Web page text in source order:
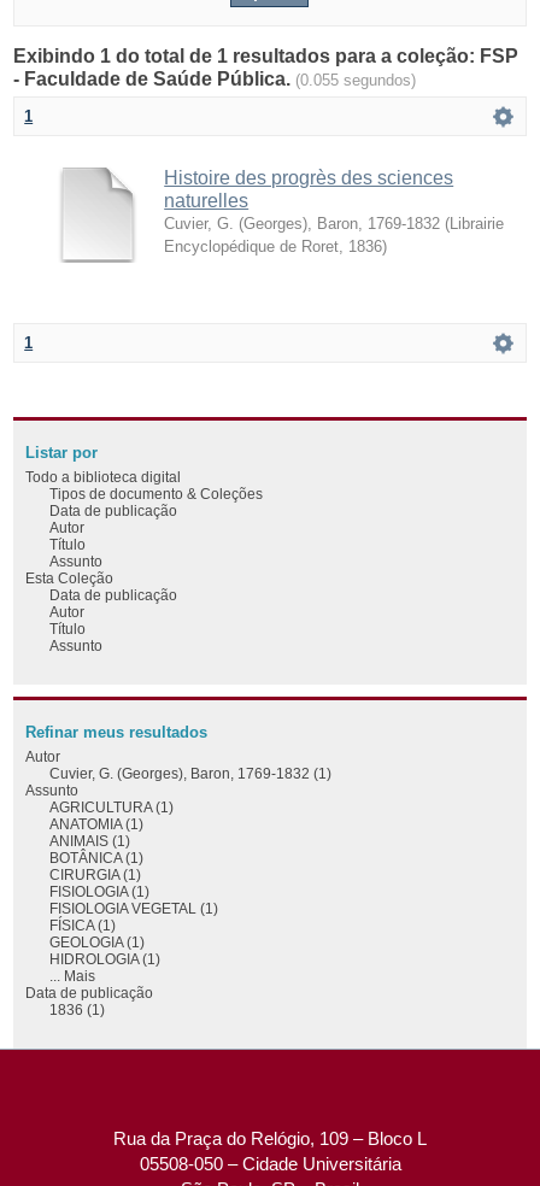
Exibindo 1 do total de 1 resultados para a coleção: FSP
- Faculdade de Saúde Pública. (0.055 segundos)
1
Histoire des progrès des sciences
naturelles
Cuvier, G. (Georges), Baron, 1769-1832 ( Librairie
Encyclopédique de Roret 1836)
1
Listar por
Todo a biblioteca digital
Tipos de documento & Coleções
Data de publicação
Autor
Título
Assunto
Esta Coleção
Data de publicação
Autor
Título
Assunto
Refinar meus resultados
Autor
Cuvier, G. (Georges), Baron, 1769-1832 (1)
Assunto
AGRICULTURA (1)
ANATOMIA (1)
ANIMAIS (1)
BOTÂNICA (1)
CIRURGIA (1)
FISIOLOGIA (1)
FISIOLOGIA VEGETAL (1)
FÍSICA (1)
GEOLOGIA (1)
HIDROLOGIA (1)
... Mais
Data de publicação
1836 (1)
Rua da Praça do Relógio, 109 – Bloco L
05508-050 – Cidade Universitária